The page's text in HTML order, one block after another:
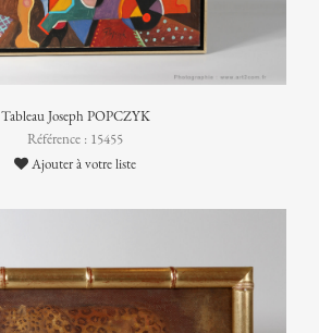
Tableau Joseph POPCZYK
Référence : 15455
Ajouter à votre liste